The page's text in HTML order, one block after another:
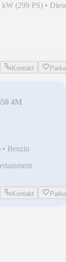
kW (299 PS) •
Kontakt
4M
• Benzin
Kontakt